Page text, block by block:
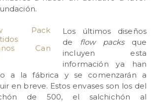
Los últimos diseños
de
flow packsque
incluyen esta
información ya han
a la fábrica y se comenzarán a
en breve. Estos envases son los del
de 500, el salchichón al